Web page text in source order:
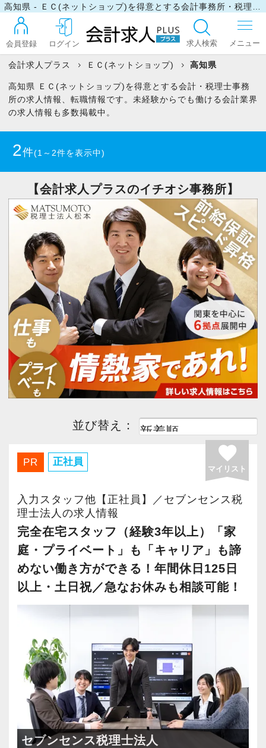
会員登録 ログイン 求人検索
ログイン
マイリスト
お問い合わせ
今すぐ会員登録
PC版サイトを見る
採用ご担当者様
会計求人プラス ＥＣ(ネットショップ) 高知県
高知県 ＥＣ(ネットショップ)を得意とする会計・税理士事務
所の求人情報、転職情報です。未経験からでも働ける会計業界
の求人情報も多数掲載中。
2件(1～2件を表示中)
【会計求人プラスのイチオシ事務所】
並び替え：
PR 正社員 favorite
マイリスト
入力スタッフ他【正社員】／セブンセンス税
理士法人の求人情報
完全在宅スタッフ（経験3年以上）「家
庭・プライベート」も「キャリア」も諦
めない働き方ができる！年間休日125日
以上・土日祝／急なお休みも相談可能！
セブンセンス税理士法人